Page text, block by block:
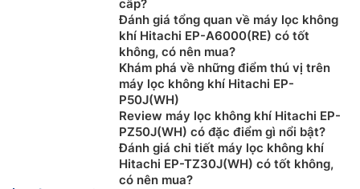
cấp?
Đánh giá tổng quan về máy lọc không
khí Hitachi EP-A6000(RE) có tốt
không, có nên mua?
Khám phá về những điểm thú vị trên
máy lọc không khí Hitachi EP-
P50J(WH)
Review máy lọc không khí Hitachi EP-
PZ50J(WH) có đặc điểm gì nổi bật?
Đánh giá chi tiết máy lọc không khí
Hitachi EP-TZ30J(WH) có tốt không,
có nên mua?